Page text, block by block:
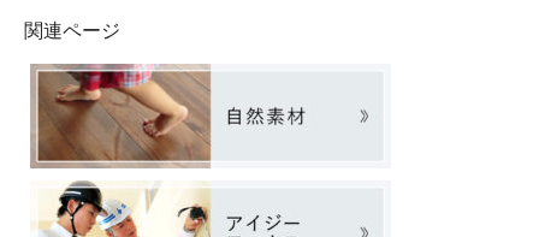
関連ページ